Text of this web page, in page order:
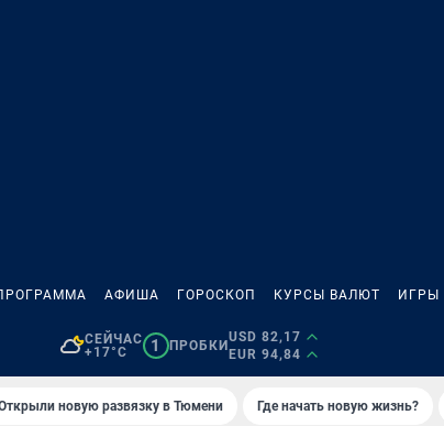
АФИША ГОРОСКОП КУРСЫ ВАЛЮТ ИГРЫ
СЕЙЧАС
+17°C
1 ПРОБКИ
USD 82,17
EUR 94,84
новую развязку в Тюмени Где начать новую жизнь?